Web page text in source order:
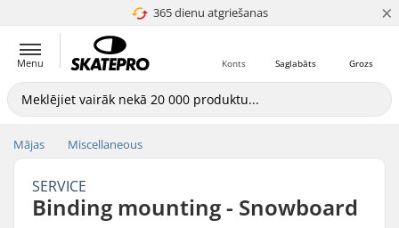
365 dienu atgriešanas
4.8 no 5 ×
Menu Grozs
Saglabāts
Konts
Mājas Miscellaneous
SERVICE
Binding mounting - Snowboard